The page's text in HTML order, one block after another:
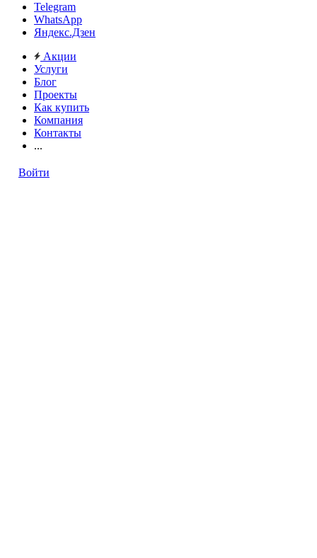
Telegram
WhatsApp
Яндекс.Дзен
Акции
Услуги
Блог
Проекты
Как купить
Компания
Контакты
...
Войти